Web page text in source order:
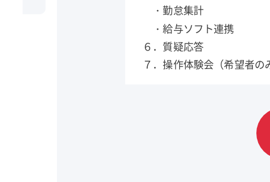
・勤怠集計
・給与ソフト連携
６．質疑応答
７．操作体験会（希望者の